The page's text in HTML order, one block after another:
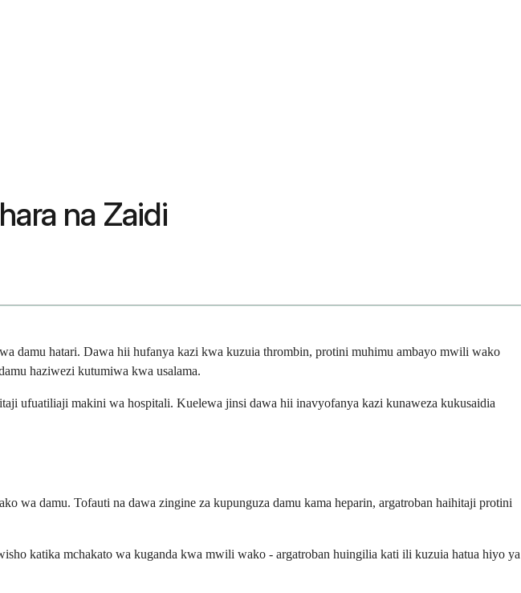
na Zaidi
damu hatari. Dawa hii hufanya kazi kwa kuzuia thrombin, protini muhimu ambayo mwili wako
haziwezi kutumiwa kwa usalama.
ufuatiliaji makini wa hospitali. Kuelewa jinsi dawa hii inavyofanya kazi kunaweza kukusaidia
wa damu. Tofauti na dawa zingine za kupunguza damu kama heparin, argatroban haihitaji protini
katika mchakato wa kuganda kwa mwili wako - argatroban huingilia kati ili kuzuia hatua hiyo ya